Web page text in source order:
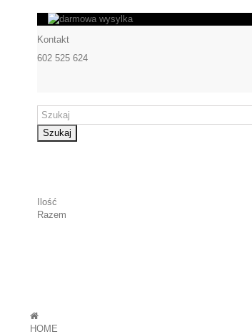
Kontakt
602 525 624
Szukaj
Ilość
Razem
HOME